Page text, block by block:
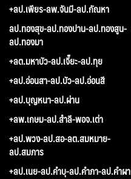
+ลป.เพียร-ลพ.จันมี-ลป.กัณหา
ลป.ทองสุข-ลป.ทองปาน-ลป.ทองสูน-
ลป.ทองมา
+ลต.มหาบัว-ลป.เจี๊ยะ-ลป.ทุย
+ลป.อ่อนสา-ลป.บัว-ลป.อ่อนสี
+ลป.บุญหนา-ลป.ผ่าน
+ลพ.เกษม-ลป.สำลี-พอจ.เต่า
+ลป.พวง-ลป.สอ-ลต.สมหมาย-
ลป.สมภาร
+ลป.เนย-ลป.คำบุ-ลป.คำภา-ลป.คำผา